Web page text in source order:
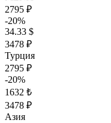
2795 ₽
-20%
34.33 $
3478 ₽
Турция
2795 ₽
-20%
1632 ₺
3478 ₽
Азия